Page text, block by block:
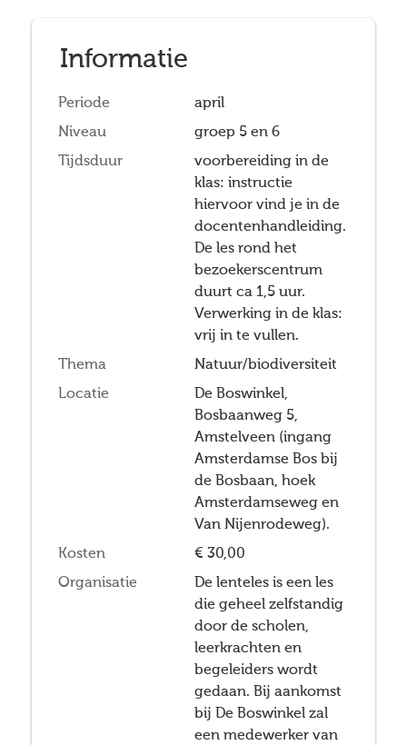
Informatie
Periode
april
Niveau
groep 5 en 6
Tijdsduur
voorbereiding in de
klas: instructie
hiervoor vind je in de
docentenhandleiding.
De les rond het
bezoekerscentrum
duurt ca 1,5 uur.
Verwerking in de klas:
vrij in te vullen.
Thema
Natuur/biodiversiteit
Locatie
De Boswinkel,
Bosbaanweg 5,
Amstelveen (ingang
Amsterdamse Bos bij
de Bosbaan, hoek
Amsterdamseweg en
Van Nijenrodeweg).
Kosten
€ 30,00
Organisatie
De lenteles is een les
die geheel zelfstandig
door de scholen,
leerkrachten en
begeleiders wordt
gedaan. Bij aankomst
bij De Boswinkel zal
een medewerker van